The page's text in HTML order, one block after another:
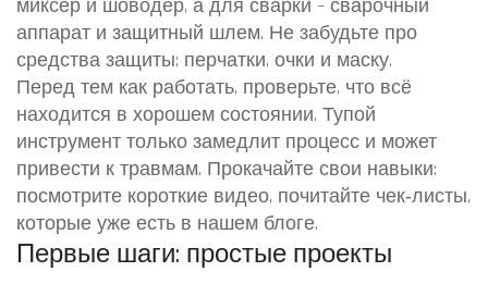
миксер и шоводер, а для сварки – сварочный
аппарат и защитный шлем. Не забудьте про
средства защиты: перчатки, очки и маску.
Перед тем как работать, проверьте, что всё
находится в хорошем состоянии. Тупой
инструмент только замедлит процесс и может
привести к травмам. Прокачайте свои навыки:
посмотрите короткие видео, почитайте чек‑листы,
которые уже есть в нашем блоге.
Первые шаги: простые проекты